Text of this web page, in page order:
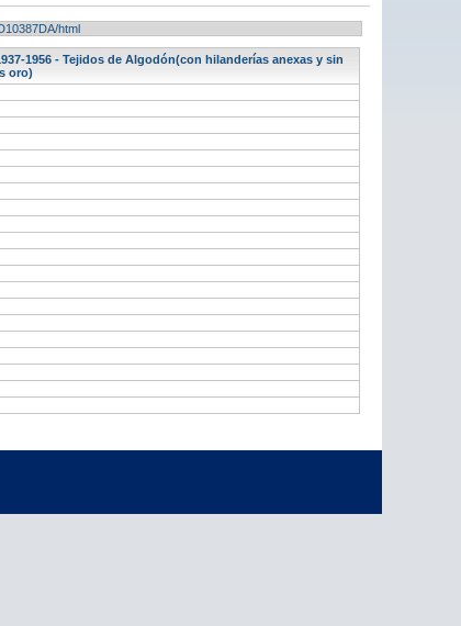
html
1956 - Tejidos de Algodón(con hilanderías anexas y sin
oro)